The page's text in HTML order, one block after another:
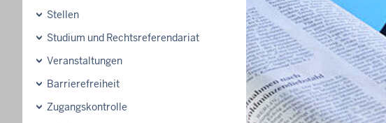
Stellen
Studium und Rechtsreferendariat
Veranstaltungen
Barrierefreiheit
Zugangskontrolle